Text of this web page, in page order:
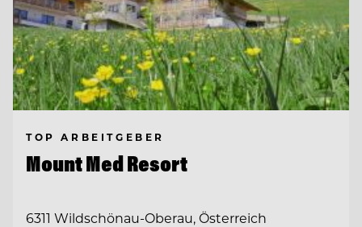
TOP ARBEITGEBER
Mount Med Resort
6311 Wildschönau-Oberau, Österreich